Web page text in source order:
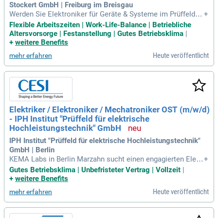
Stockert GmbH | Freiburg im Breisgau
Werden Sie Elektroniker für Geräte & Systeme im Prüffeld b
ei Stockert, dem Weltmarktführer in der Medizintechnik. Sie
tragen aktiv zur Verbesserung der Lebensqualität von Millio
nen Menschen weltweit bei. Ihr spannendes Aufgabengebiet
gruppen sowie elektromechanischer Systeme. Zudem führe
n Sie sicherheitstechnische Prüfungen nach aktuellen Norm
en durch und analysieren Fehler. Durch gezielte Reparaturen
und die Erstellung von Prüfdokumentationen optimieren Sie
unsere Prüfprozesse nachhaltig. Bewerben Sie sich jetzt un
d gestalten Sie die Zukunft der Medizintechnik mit uns!
+
Flexible Arbeitszeiten | Work-Life-Balance | Betriebliche
Altersvorsorge | Festanstellung | Gutes Betriebsklima |
+ weitere Benefits
mehr erfahren Heute veröffentlicht
Elektriker / Elektroniker / Mechatroniker OST (m/w/d)
- IPH Institut "Prüffeld für elektrische
Hochleistungstechnik" GmbH
IPH Institut "Prüffeld für elektrische Hochleistungstechnik"
GmbH | Berlin
KEMA Labs in Berlin Marzahn sucht einen engagierten Elekt
riker / Elektroniker / Mechatroniker OST (m/w/d) in Vollzei
t. Diese spannende Position bietet die Möglichkeit, an innov
entwickeln. Als Prüffeldmechaniker sind Sie verantwortlich
für die Durchführung von Prüfaufbauten sowie Mess- und St
euerungsaufgaben. Sie garantieren die Sicherheit während d
+
Gutes Betriebsklima | Unbefristeter Vertrag | Vollzeit |
+ weitere Benefits
mehr erfahren Heute veröffentlicht